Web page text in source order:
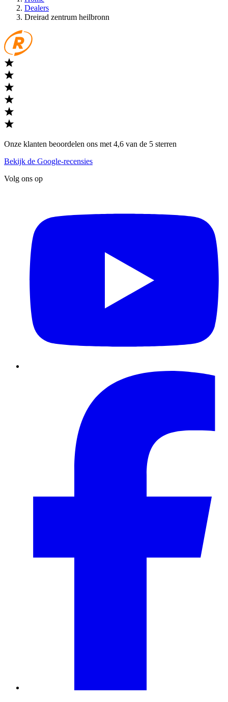
Dealers
Dreirad zentrum heilbronn
Onze klanten beoordelen ons met 4,6 van de 5 sterren
Bekijk de Google-recensies
Volg ons op